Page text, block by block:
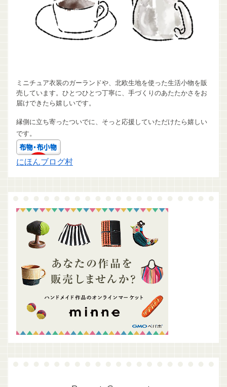
ミニチュア衣装のガーランドや、北欧生地を使った生活小物を販
売しています。ひとつひとつ丁寧に、手づくりのあたたかさをお
届けできたら嬉しいです。
縁側に立ち寄ったついでに、そっと応援していただけたら嬉しい
です。
にほんブログ村